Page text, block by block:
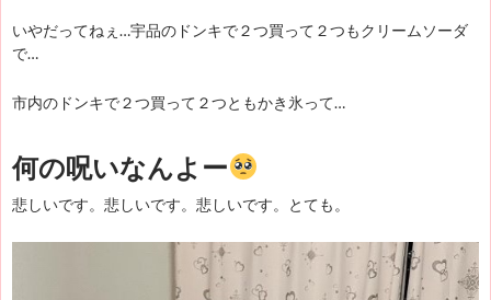
いやだってねぇ…宇品のドンキで２つ買って２つもクリームソーダ
で…
市内のドンキで２つ買って２つともかき氷って…
何の呪いなんよー
悲しいです。悲しいです。悲しいです。とても。